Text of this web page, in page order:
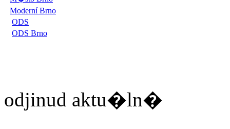
Moderní Brno
ODS
ODS Brno
odjinud aktu�ln�